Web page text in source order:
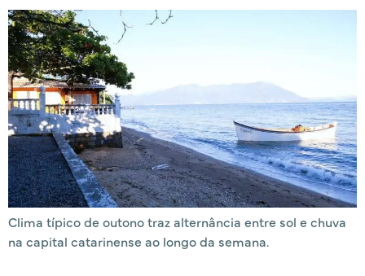
Clima típico de outono traz alternância entre sol e chuva
na capital catarinense ao longo da semana.